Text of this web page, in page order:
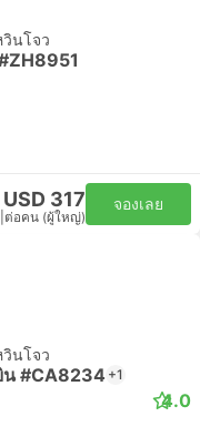
นโจว
USD 317
ต่อคน (ผู้ใหญ่)
จองเลย
นโจว
น #CA8234 +1
4.0